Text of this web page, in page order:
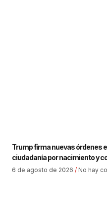
Trump firma nuevas órdenes
ciudadanía por nacimiento y
6 de agosto de 2026 No hay